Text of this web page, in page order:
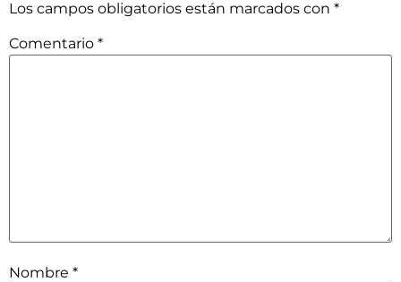
Los campos obligatorios están marcados con *
Comentario *
Nombre *